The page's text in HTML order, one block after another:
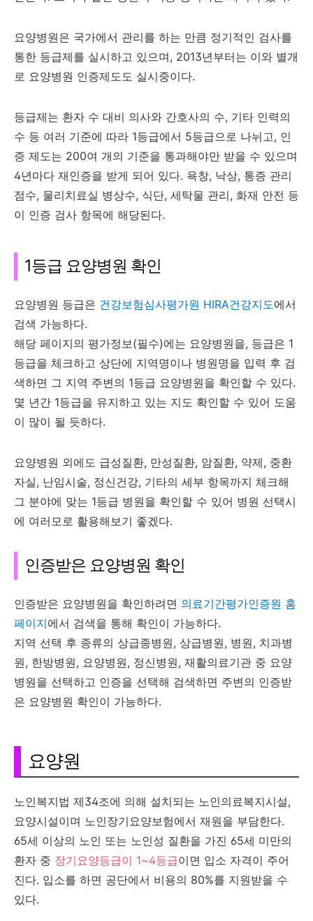
요양병원은 국가에서 관리를 하는 만큼 정기적인 검사를
통한 등급제를 실시하고 있으며, 2013년부터는 이와 별개
로 요양병원 인증제도도 실시중이다.
등급제는 환자 수 대비 의사와 간호사의 수, 기타 인력의
수 등 여러 기준에 따라 1등급에서 5등급으로 나뉘고, 인
증 제도는 200여 개의 기준을 통과해야만 받을 수 있으며
4년마다 재인증을 받게 되어 있다. 욕창, 낙상, 통증 관리
점수, 물리치료실 병상수, 식단, 세탁물 관리, 화재 안전 등
이 인증 검사 항목에 해당된다.
1등급 요양병원 확인
요양병원 등급은 건강보험심사평가원 HIRA건강지도에서
검색 가능하다.
해당 페이지의 평가정보(필수)에는 요양병원을, 등급은 1
등급을 체크하고 상단에 지역명이나 병원명을 입력 후 검
색하면 그 지역 주변의 1등급 요양병원을 확인할 수 있다.
몇 년간 1등급을 유지하고 있는 지도 확인할 수 있어 도움
이 많이 될 듯하다.
요양병원 외에도 급성질환, 만성질환, 암질환, 약제, 중환
자실, 난임시술, 정신건강, 기타의 세부 항목까지 체크해
그 분야에 맞는 1등급 병원을 확인할 수 있어 병원 선택시
에 여러모로 활용해보기 좋겠다.
인증받은 요양병원 확인
인증받은 요양병원을 확인하려면 의료기간평가인증원 홈
페이지에서 검색을 통해 확인이 가능하다.
지역 선택 후 종류의 상급종병원, 상급병원, 병원, 치과병
원, 한방병원, 요양병원, 정신병원, 재활의료기관 중 요양
병원을 선택하고 인증을 선택해 검색하면 주변의 인증받
은 요양병원 확인이 가능하다.
요양원
노인복지법 제34조에 의해 설치되는 노인의료복지시설,
요양시설이며 노인장기요양보험에서 재원을 부담한다.
65세 이상의 노인 또는 노인성 질환을 가진 65세 미만의
환자 중 장기요양등급이 1~4등급이면 입소 자격이 주어
진다. 입소를 하면 공단에서 비용의 80%를 지원받을 수
있다.